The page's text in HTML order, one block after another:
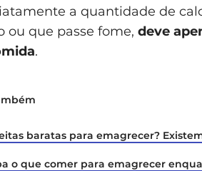
a quantidade de
ou que passe fome, deve
.
baratas para emagrecer?
o que comer para emagrecer